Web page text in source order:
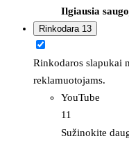
Ilgiausia
Rinkodara 13
Rinkodaros slapukai
reklamuotojams.
YouTube
11
Sužinokite